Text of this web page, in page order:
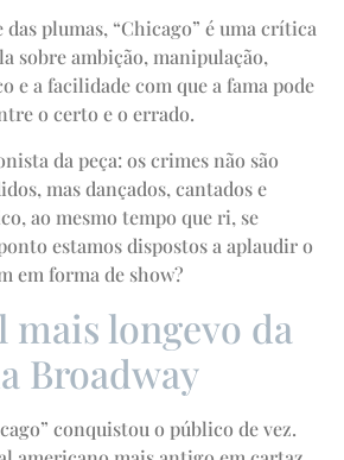
plumas, “Chicago” é uma crítica
sobre ambição, manipulação,
e a facilidade com que a fama pode
o certo e o errado.
da peça: os crimes não são
mas dançados, cantados e
ao mesmo tempo que ri, se
estamos dispostos a aplaudir o
em forma de show?
mais longevo da
Broadway
conquistou o público de vez.